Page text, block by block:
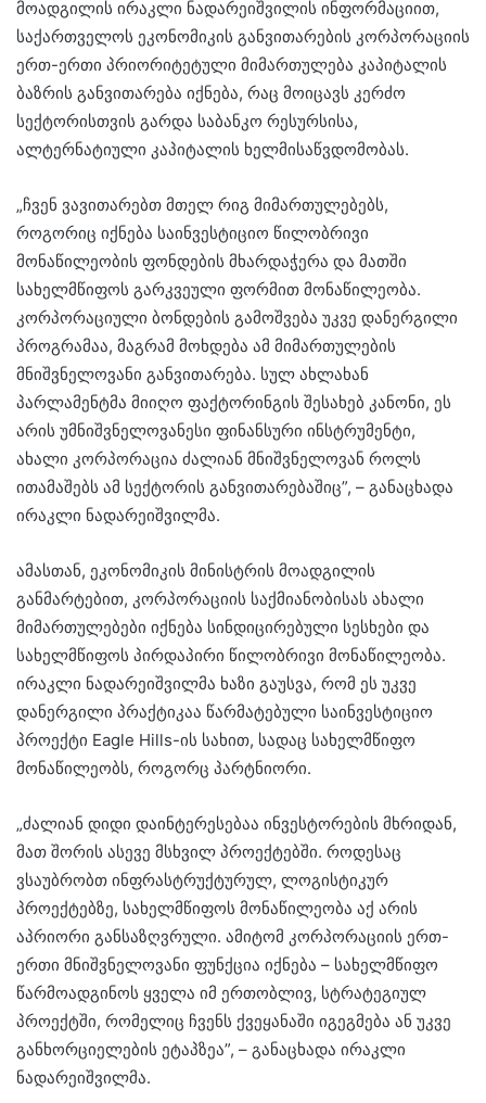
მოადგილის ირაკლი ნადარეიშვილის ინფორმაციით,
საქართველოს ეკონომიკის განვითარების კორპორაციის
ერთ-ერთი პრიორიტეტული მიმართულება კაპიტალის
ბაზრის განვითარება იქნება, რაც მოიცავს კერძო
სექტორისთვის გარდა საბანკო რესურსისა,
ალტერნატიული კაპიტალის ხელმისაწვდომობას.
„ჩვენ ვავითარებთ მთელ რიგ მიმართულებებს,
როგორიც იქნება საინვესტიციო წილობრივი
მონაწილეობის ფონდების მხარდაჭერა და მათში
სახელმწიფოს გარკვეული ფორმით მონაწილეობა.
კორპორაციული ბონდების გამოშვება უკვე დანერგილი
პროგრამაა, მაგრამ მოხდება ამ მიმართულების
მნიშვნელოვანი განვითარება. სულ ახლახან
პარლამენტმა მიიღო ფაქტორინგის შესახებ კანონი, ეს
არის უმნიშვნელოვანესი ფინანსური ინსტრუმენტი,
ახალი კორპორაცია ძალიან მნიშვნელოვან როლს
ითამაშებს ამ სექტორის განვითარებაშიც”, – განაცხადა
ირაკლი ნადარეიშვილმა.
ამასთან, ეკონომიკის მინისტრის მოადგილის
განმარტებით, კორპორაციის საქმიანობისას ახალი
მიმართულებები იქნება სინდიცირებული სესხები და
სახელმწიფოს პირდაპირი წილობრივი მონაწილეობა.
ირაკლი ნადარეიშვილმა ხაზი გაუსვა, რომ ეს უკვე
დანერგილი პრაქტიკაა წარმატებული საინვესტიციო
პროექტი Eagle Hills-ის სახით, სადაც სახელმწიფო
მონაწილეობს, როგორც პარტნიორი.
„ძალიან დიდი დაინტერესებაა ინვესტორების მხრიდან,
მათ შორის ასევე მსხვილ პროექტებში. როდესაც
ვსაუბრობთ ინფრასტრუქტურულ, ლოგისტიკურ
პროექტებზე, სახელმწიფოს მონაწილეობა აქ არის
აპრიორი განსაზღვრული. ამიტომ კორპორაციის ერთ-
ერთი მნიშვნელოვანი ფუნქცია იქნება – სახელმწიფო
წარმოადგინოს ყველა იმ ერთობლივ, სტრატეგიულ
პროექტში, რომელიც ჩვენს ქვეყანაში იგეგმება ან უკვე
განხორციელების ეტაპზეა”, – განაცხადა ირაკლი
ნადარეიშვილმა.